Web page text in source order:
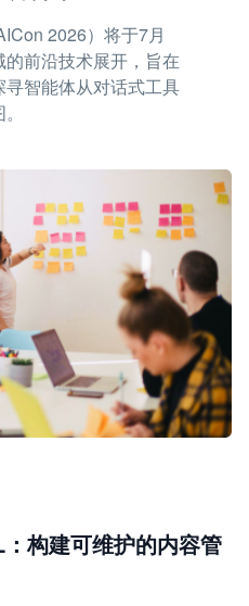
2026）将于7月
前沿技术展开，旨在
智能体从对话式工具
构建可维护的内容管